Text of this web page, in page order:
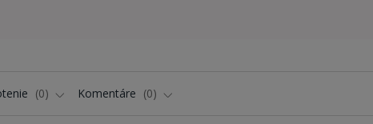
0 Komentáre 0